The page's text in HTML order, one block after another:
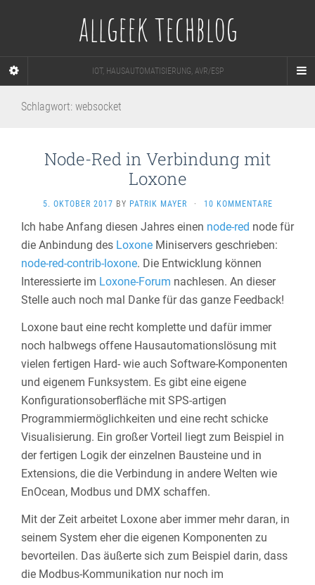
allgeek techblog
IOT, HAUSAUTOMATISIERUNG, AVR/ESP
Schlagwort: websocket
Node-Red in Verbindung mit
Loxone
5. OKTOBER 2017 BY PATRIK MAYER · 10 KOMMENTARE
Ich habe Anfang diesen Jahres einen node-red node für
die Anbindung des Loxone Miniservers geschrieben:
node-red-contrib-loxone. Die Entwicklung können
Interessierte im Loxone-Forum nachlesen. An dieser
Stelle auch noch mal Danke für das ganze Feedback!
Loxone baut eine recht komplette und dafür immer
noch halbwegs offene Hausautomationslösung mit
vielen fertigen Hard- wie auch Software-Komponenten
und eigenem Funksystem. Es gibt eine eigene
Konfigurationsoberfläche mit SPS-artigen
Programmiermöglichkeiten und eine recht schicke
Visualisierung. Ein großer Vorteil liegt zum Beispiel in
der fertigen Logik der einzelnen Bausteine und in
Extensions, die die Verbindung in andere Welten wie
EnOcean, Modbus und DMX schaffen.
Mit der Zeit arbeitet Loxone aber immer mehr daran, in
seinem System eher die eigenen Komponenten zu
bevorteilen. Das äußerte sich zum Beispiel darin, dass
die Modbus-Kommunikation nur noch im